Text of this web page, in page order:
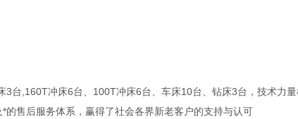
3台,160T冲床6台、100T冲床6台、车床10台、钻床3台，技术力
及*的售后服务体系，赢得了社会各界新老客户